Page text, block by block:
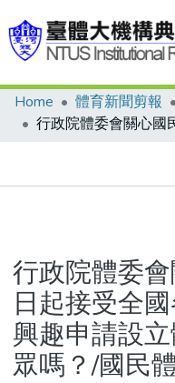
Communities & Collections
Statistics
Home 體育新聞剪報
行政院體委
日起接受全
興趣申請設
眾嗎？/國民